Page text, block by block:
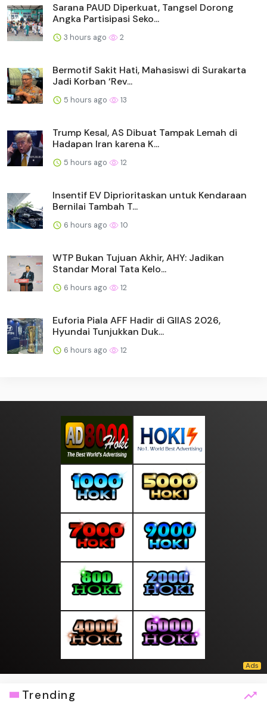
Sarana PAUD Diperkuat, Tangsel Dorong
Angka Partisipasi Seko...
3 hours ago 2
Bermotif Sakit Hati, Mahasiswi di Surakarta
Jadi Korban ‘Rev...
5 hours ago 13
Trump Kesal, AS Dibuat Tampak Lemah di
Hadapan Iran karena K...
5 hours ago 12
Insentif EV Diprioritaskan untuk Kendaraan
Bernilai Tambah T...
6 hours ago 10
WTP Bukan Tujuan Akhir, AHY: Jadikan
Standar Moral Tata Kelo...
6 hours ago 12
Euforia Piala AFF Hadir di GIIAS 2026,
Hyundai Tunjukkan Duk...
6 hours ago 12
Trending